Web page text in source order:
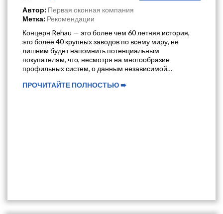
Автор: Первая оконная компания
Метка: Рекомендации
Концерн Rehau — это более чем 60 летняя история,
это более 40 крупных заводов по всему миру, не
лишним будет напомнить потенциальным
покупателям, что, несмотря на многообразие
профильных систем, о данным независимой
выполнено из ПВХ-профиля Rehau.
ПРОЧИТАЙТЕ ПОЛНОСТЬЮ ➠